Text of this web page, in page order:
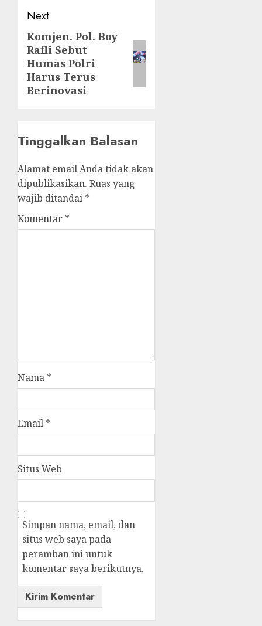
Next
Komjen. Pol. Boy
Rafli Sebut
Humas Polri
Harus Terus
Berinovasi
Tinggalkan Balasan
Alamat email Anda tidak akan
dipublikasikan. Ruas yang
wajib ditandai *
Komentar *
Nama *
Email *
Situs Web
Simpan nama, email, dan
situs web saya pada
peramban ini untuk
komentar saya berikutnya.